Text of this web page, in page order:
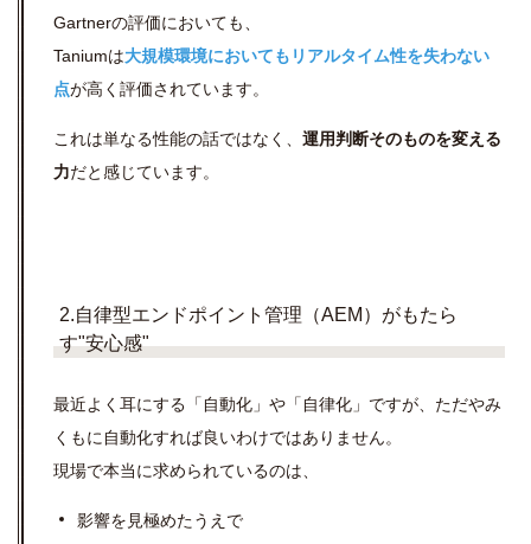
Gartnerの評価においても、
Taniumは大規模環境においてもリアルタイム性を失わない
点が高く評価されています。
これは単なる性能の話ではなく、 運用判断そのものを変える
力だと感じています。
2.自律型エンドポイント管理（AEM）がもたら
す"安心感"
最近よく耳にする「自動化」や「自律化」ですが、ただやみ
くもに自動化すれば良いわけではありません。
現場で本当に求められているのは、
影響を見極めたうえで